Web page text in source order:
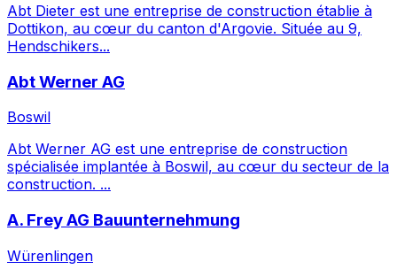
Abt Dieter est une entreprise de construction établie à
Dottikon, au cœur du canton d'Argovie. Située au 9,
Hendschikers...
Abt Werner AG
Boswil
Abt Werner AG est une entreprise de construction
spécialisée implantée à Boswil, au cœur du secteur de la
construction. ...
A. Frey AG Bauunternehmung
Würenlingen